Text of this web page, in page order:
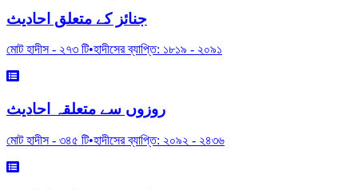
جنائز کے متعلق احادیث
মোট হাদীস - ২৭৩ টি•হাদীসের ব্যাপ্তি: ১৮১৯ - ২০৯১
روزوں سے متعلقہ احادیث
মোট হাদীস - ৩৪৫ টি•হাদীসের ব্যাপ্তি: ২০৯২ - ২৪৩৬